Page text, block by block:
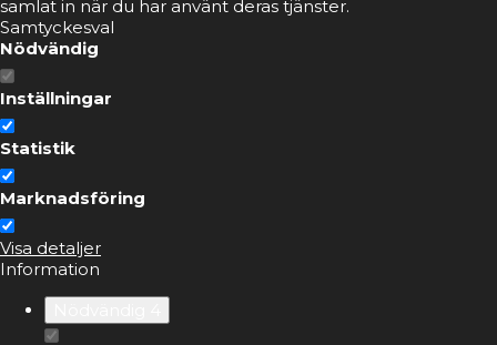
samlat in när du har använt deras tjänster.
Samtyckesval
Nödvändig
Inställningar
Statistik
Marknadsföring
Visa detaljer
Information